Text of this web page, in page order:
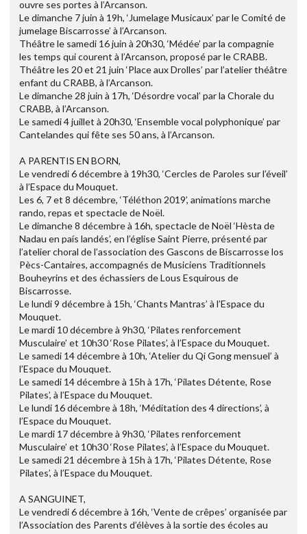
ouvre ses portes à l’Arcanson.
Le dimanche 7 juin à 19h, ‘Jumelage Musicaux’ par le Comité de
jumelage Biscarrosse’ à l’Arcanson.
Théâtre le samedi 16 juin à 20h30, ‘Médée’ par la compagnie
les temps qui courent à l’Arcanson, proposé par le CRABB.
Théâtre les 20 et 21 juin ‘Place aux Drolles’ par l’atelier théâtre
enfant du CRABB, à l’Arcanson.
Le dimanche 28 juin à 17h, ‘Désordre vocal’ par la Chorale du
CRABB, à l’Arcanson.
Le samedi 4 juillet à 20h30, ‘Ensemble vocal polyphonique’ par
Cantelandes qui fête ses 50 ans, à l’Arcanson.
A PARENTIS EN BORN,
Le vendredi 6 décembre à 19h30, ‘Cercles de Paroles sur l’éveil’
à l’Espace du Mouquet.
Les 6, 7 et 8 décembre, ‘Téléthon 2019’, animations marche
rando, repas et spectacle de Noël.
Le dimanche 8 décembre à 16h, spectacle de Noël ‘Hèsta de
Nadau en país landés’, en l’église Saint Pierre, présenté par
l’atelier choral de l’association des Gascons de Biscarrosse los
Pècs-Cantaires, accompagnés de Musiciens Traditionnels
Bouheyrins et des échassiers de Lous Esquirous de
Biscarrosse.
Le lundi 9 décembre à 15h, ‘Chants Mantras’ à l’Espace du
Mouquet.
Le mardi 10 décembre à 9h30, ‘Pilates renforcement
Musculaire’ et 10h30 ‘Rose Pilates’, à l’Espace du Mouquet.
Le samedi 14 décembre à 10h, ‘Atelier du Qi Gong mensuel’ à
l’Espace du Mouquet.
Le samedi 14 décembre à 15h à 17h, ‘Pilates Détente, Rose
Pilates’, à l’Espace du Mouquet.
Le lundi 16 décembre à 18h, ‘Méditation des 4 directions’, à
l’Espace du Mouquet.
Le mardi 17 décembre à 9h30, ‘Pilates renforcement
Musculaire’ et 10h30 ‘Rose Pilates’, à l’Espace du Mouquet.
Le samedi 21 décembre à 15h à 17h, ‘Pilates Détente, Rose
Pilates’, à l’Espace du Mouquet.
A SANGUINET,
Le vendredi 6 décembre à 16h, ‘Vente de crêpes’ organisée par
l’Association des Parents d’élèves à la sortie des écoles au